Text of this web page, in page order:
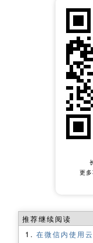
更
推荐继续阅读
在微信内使用